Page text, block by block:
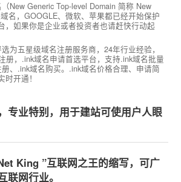
New Generic Top-level Domain 简称 New
名，GOOGLE、微软、苹果都已经开始保护
，如果你是企业或者投资者也请赶快行动起
为五星级域名注册服务商，24年行业经验，
册，.ink域名申请首选平台，支持.ink域名批量
、.ink域名购买。.ink域名价格合理、申请简
开通！
专业特别，用于建站可使用户人眼
King ”互联网之王的缩写，可广
联网行业。